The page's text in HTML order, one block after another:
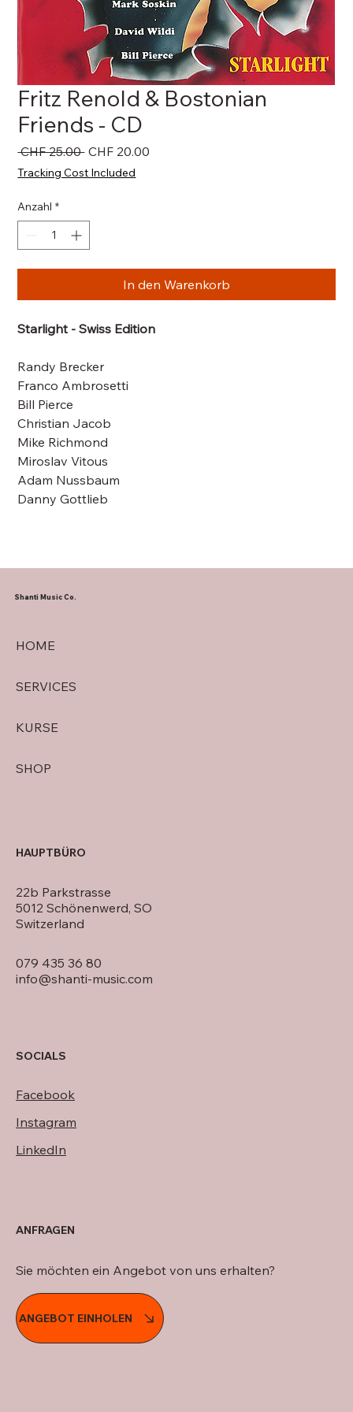
Fritz Renold & Bostonian
Friends - CD
CHF 25.00 Standardpreis
CHF 20.00
Tracking Cost Included
Anzahl *
In den Warenkorb
Starlight - Swiss Edition
Randy Brecker
Franco Ambrosetti
Bill Pierce
Christian Jacob
Mike Richmond
Miroslav Vitous
Adam Nussbaum
Danny Gottlieb
HOME
SERVICES
KURSE
SHOP
Shanti Music Co.
079 435 36 80
info@shanti-music.com
22b Parkstrasse
5012 Schönenwerd, SO
Switzerland
HAUPTBÜRO
SOCIALS
Facebook
Instagram
LinkedIn
ANGEBOT EINHOLEN
Sie möchten ein Angebot von uns erhalten?
ANFRAGEN